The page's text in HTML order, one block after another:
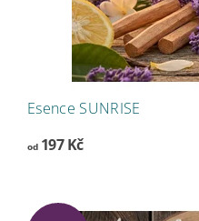
Esence SUNRISE
od197 Kč